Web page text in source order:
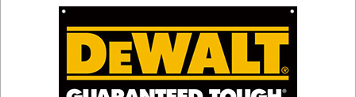
ELEKTRONARZĘDZIA
AKUMULATOROWE
OSPRZĘT